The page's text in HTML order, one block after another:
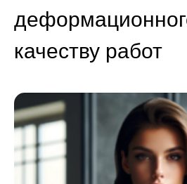
качеству работ